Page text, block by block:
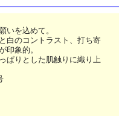
いを込めて。
白のコントラスト、打ち寄
印象的。
ぱりとした肌触りに織り上